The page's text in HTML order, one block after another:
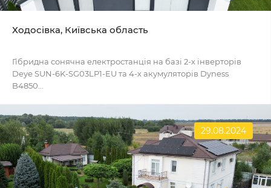
Ходосівка, Київська область
Гібридна сонячна електростанція на базі 2-х інверторів
Deye SUN-6K-SG03LP1-EU та 4-х акумуляторів Dyness
B4850...
29.08.2024